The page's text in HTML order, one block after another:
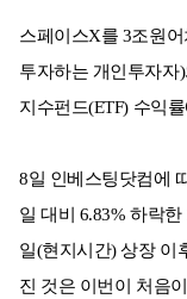
스페이스X를 3조원어
투자하는 개인투자자
지수펀드(ETF) 수익
8일 인베스팅닷컴에
일 대비 6.83% 하락
일(현지시간) 상장 이
진 것은 이번이 처음